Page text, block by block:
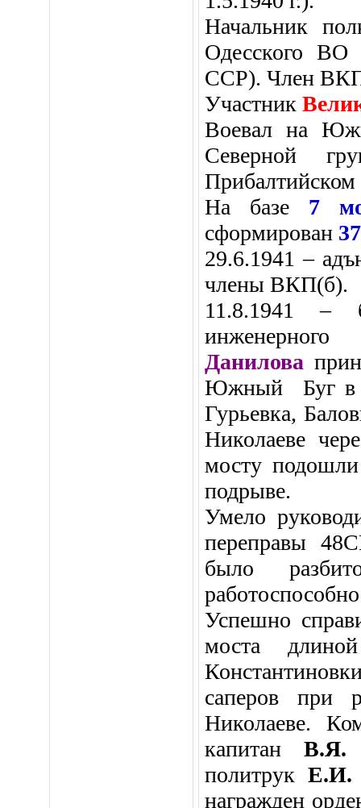
Начальник
Одесского ВО
ССР). Член
Участник
Воевал на
Северной
Прибалтийском
На базе 7
сформирован
29.6.1941 –
члены ВКП(б).
11.8.1941 –
Данилова
Южный Буг в
Гурьевка,
Николаеве
мосту подошли
подрыве.
Умело
переправы
было
Успешно
моста
саперов при
Николаеве.
капитанВ.Я.
политрук Е.И.
награжден